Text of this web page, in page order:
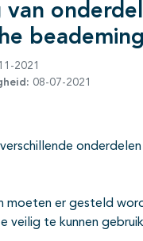
van
beademing
2021
08-07-2021
moeten er gesteld
veilig te kunnen